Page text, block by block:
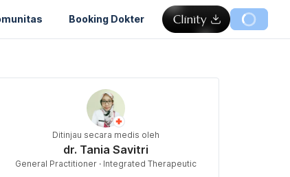
Booking Dokter
Ditinjau secara medis oleh
dr. Tania Savitri
General Practitioner · Integrated Therapeutic